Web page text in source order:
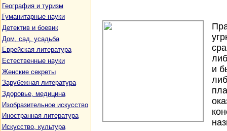
География и туризм
Гуманитарные науки
Детектив и боевик
Дом, сад, усадьба
Еврейская литература
Естественные науки
Женские секреты
Зарубежная литература
Здоровье, медицина
Изобразительное искусство
Иностранная литература
Искусство, культура
и